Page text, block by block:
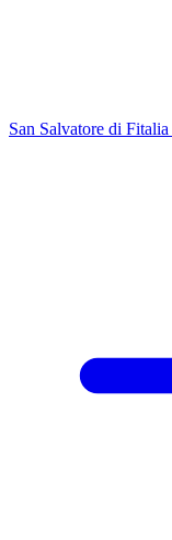
San Salvatore di Fitalia